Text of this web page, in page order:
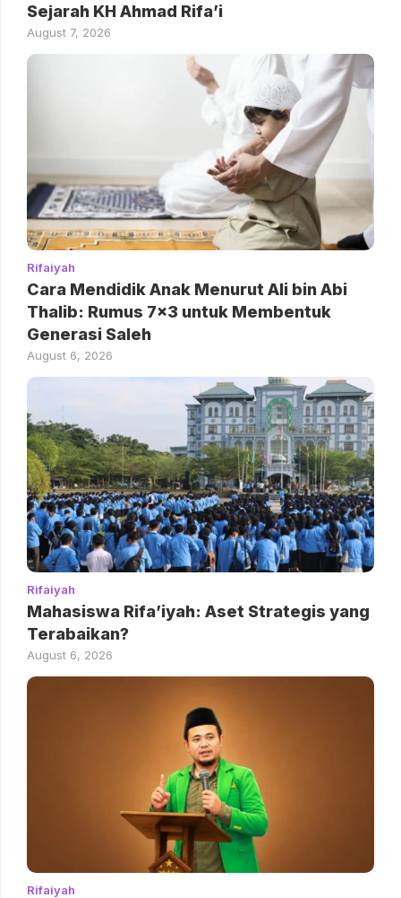
Sejarah KH Ahmad Rifa’i
August 7, 2026
Rifaiyah
Cara Mendidik Anak Menurut Ali bin Abi
Thalib: Rumus 7×3 untuk Membentuk
Generasi Saleh
August 6, 2026
Rifaiyah
Mahasiswa Rifa’iyah: Aset Strategis yang
Terabaikan?
August 6, 2026
Rifaiyah